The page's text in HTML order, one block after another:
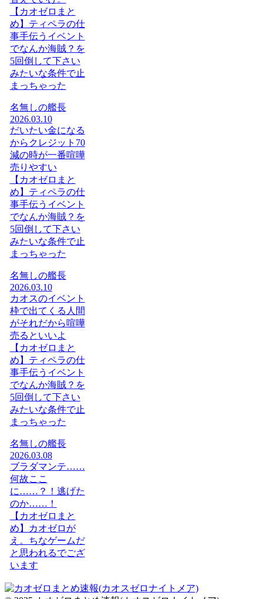
【カオゼロまと
め】ティペラの仕
事手伝うイベント
でなんか海賊？を
5回倒して下さい
みたいな条件で止
まっちゃった
名無しの艦長
2026.03.10
だいたい金になる
からクレジット70
減の時が一番喧嘩
売りやすい
【カオゼロまと
め】ティペラの仕
事手伝うイベント
でなんか海賊？を
5回倒して下さい
みたいな条件で止
まっちゃった
名無しの艦長
2026.03.10
カオスのイベント
枠で出てくる人間
がそれだから喧嘩
売るといいよ
【カオゼロまと
め】ティペラの仕
事手伝うイベント
でなんか海賊？を
5回倒して下さい
みたいな条件で止
まっちゃった
名無しの艦長
2026.03.08
ブラダマンテ……
何故ここ
に……？！逃げた
のか……！
【カオゼロまと
め】カオゼロが
え。ちなゲームだ
と思われるでござ
います